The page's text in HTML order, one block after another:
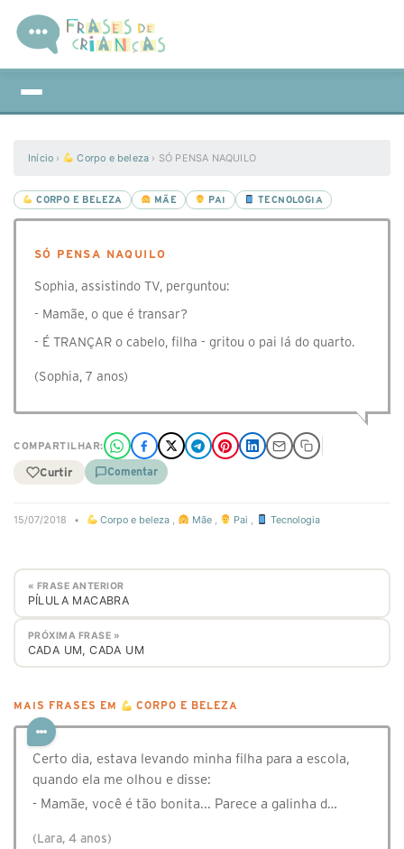
Início › Corpo e beleza › SÓ PENSA NAQUILO
CORPO E BELEZA MÃE PAI TECNOLOGIA
SÓ PENSA NAQUILO
Sophia, assistindo TV, perguntou:
- Mamãe, o que é transar?
- É TRANÇAR o cabelo, filha - gritou o pai lá do quarto.
(Sophia, 7 anos)
COMPARTILHAR:
Curtir Comentar
15/07/2018 • Corpo e beleza , Mãe, Pai , Tecnologia
« FRASE ANTERIOR
PÍLULA MACABRA
PRÓXIMA FRASE »
CADA UM, CADA UM
MAIS FRASES EM CORPO E BELEZA
Certo dia, estava levando minha filha para a escola,
quando ela me olhou e disse:
- Mamãe, você é tão bonita... Parece a galinha d…
(Lara, 4 anos)